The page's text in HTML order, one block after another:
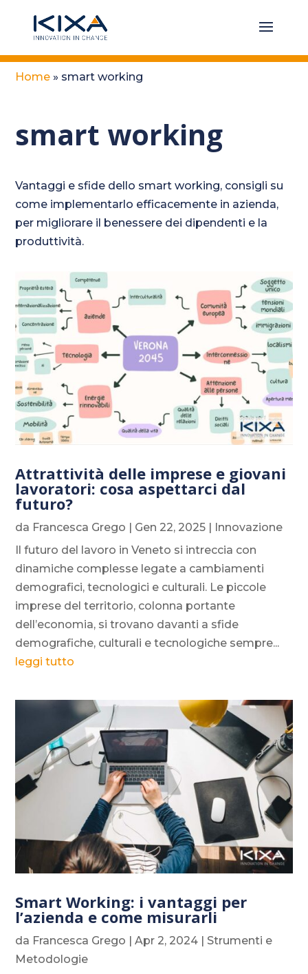
Home » smart working
smart working
Vantaggi e sfide dello smart working, consigli su
come implementarlo efficacemente in azienda,
per migliorare il benessere dei dipendenti e la
produttività.
Attrattività delle imprese e giovani
lavoratori: cosa aspettarci dal
futuro?
da Francesca Grego | Gen 22, 2025 | Innovazione
Il futuro del lavoro in Veneto si intreccia con
dinamiche complesse legate a cambiamenti
demografici, tecnologici e culturali. Le piccole
imprese del territorio, colonna portante
dell’economia, si trovano davanti a sfide
demografiche, culturali e tecnologiche sempre...
leggi tutto
Smart Working: i vantaggi per
l’azienda e come misurarli
da Francesca Grego |Apr 2, 2024 | Strumenti e
Metodologie